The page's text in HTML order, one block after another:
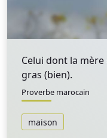
Celui dont la
gras (bien).
Proverbe marocain
maison